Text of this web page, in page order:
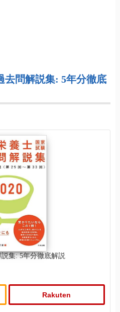
去問解説集: 5年分徹底
集: 5年分徹底解説
Rakuten